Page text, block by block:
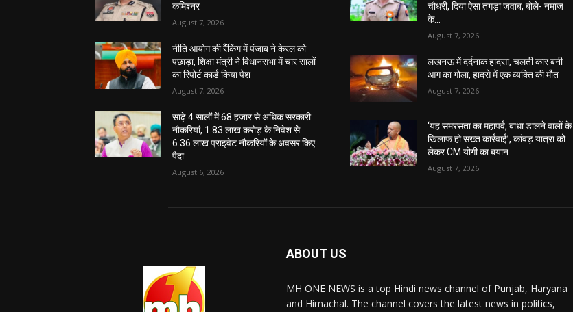
कमिश्नर
August 7, 2026
नीति आयोग की रैंकिंग में पंजाब ने केरल को
पछाड़ा, शिक्षा मंत्री ने विधानसभा में चार सालों
का रिपोर्ट कार्ड किया पेश
August 7, 2026
साढ़े 4 सालों में 68 हजार से अधिक सरकारी
नौकरियां, 1.83 लाख करोड़ के निवेश से
6.36 लाख प्राइवेट नौकरियों के अवसर किए
पैदा
August 6, 2026
चौधरी, दिया ऐसा तगड़ा जवाब, बोले- नमाज
के...
August 7, 2026
लखनऊ में दर्दनाक हादसा, चलती कार बनी
आग का गोला, हादसे में एक व्यक्ति की मौत
August 7, 2026
‘यह समरसता का महापर्व, बाधा डालने वालों के
खिलाफ हो सख्त कार्रवाई’, कांवड़ यात्रा को
लेकर CM योगी का बयान
August 7, 2026
ABOUT US
MH ONE NEWS is a top Hindi news channel of Punjab, Haryana
and Himachal. The channel covers the latest news in politics,